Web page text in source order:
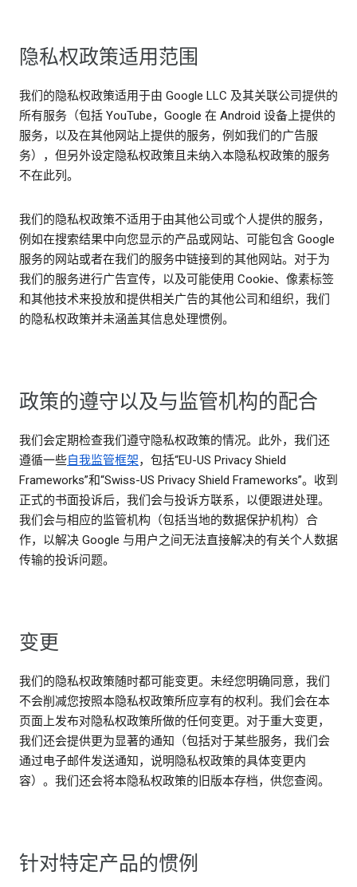
隐私权政策适用范围
我们的隐私权政策适用于由 Google LLC 及其关联公司提供的
所有服务（包括 YouTube，Google 在 Android 设备上提供的
服务，以及在其他网站上提供的服务，例如我们的广告服
务），但另外设定隐私权政策且未纳入本隐私权政策的服务
不在此列。
我们的隐私权政策不适用于由其他公司或个人提供的服务，
例如在搜索结果中向您显示的产品或网站、可能包含 Google
服务的网站或者在我们的服务中链接到的其他网站。对于为
我们的服务进行广告宣传，以及可能使用 Cookie、像素标签
和其他技术来投放和提供相关广告的其他公司和组织，我们
的隐私权政策并未涵盖其信息处理惯例。
政策的遵守以及与监管机构的配合
我们会定期检查我们遵守隐私权政策的情况。此外，我们还
遵循一些自我监管框架，包括“EU-US Privacy Shield
Frameworks”和“Swiss-US Privacy Shield Frameworks”。收到
正式的书面投诉后，我们会与投诉方联系，以便跟进处理。
我们会与相应的监管机构（包括当地的数据保护机构）合
作，以解决 Google 与用户之间无法直接解决的有关个人数据
传输的投诉问题。
变更
我们的隐私权政策随时都可能变更。未经您明确同意，我们
不会削减您按照本隐私权政策所应享有的权利。我们会在本
页面上发布对隐私权政策所做的任何变更。对于重大变更，
我们还会提供更为显著的通知（包括对于某些服务，我们会
通过电子邮件发送通知，说明隐私权政策的具体变更内
容）。我们还会将本隐私权政策的旧版本存档，供您查阅。
针对特定产品的惯例